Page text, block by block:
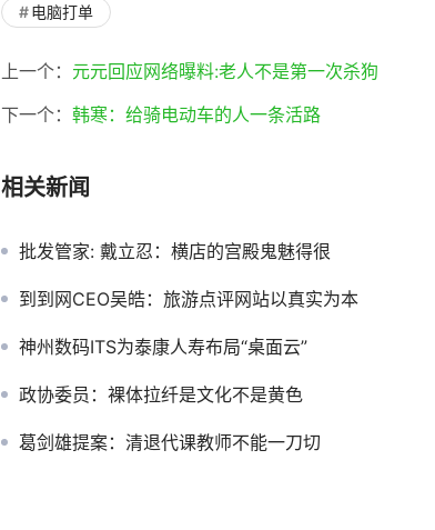
电脑打单
上一个： 元元回应网络曝料:老人不是第一次杀狗
下一个： 韩寒：给骑电动车的人一条活路
相关新闻
批发管家: 戴立忍：横店的宫殿鬼魅得很
到到网CEO吴皓：旅游点评网站以真实为本
神州数码ITS为泰康人寿布局“桌面云”
政协委员：裸体拉纤是文化不是黄色
葛剑雄提案：清退代课教师不能一刀切